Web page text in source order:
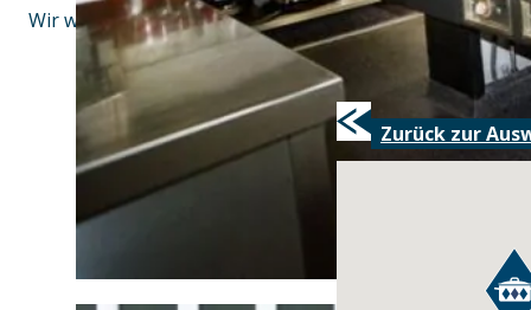
Wir wünschen einen schönen Aufenthalt!
Zurück zur